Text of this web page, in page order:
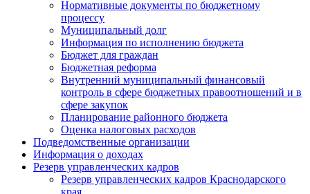
Нормативные документы по бюджетному
процессу
Муниципальный долг
Информация по исполнению бюджета
Бюджет для граждан
Бюджетная реформа
Внутренний муниципальный финансовый
контроль в сфере бюджетных правоотношений и в
сфере закупок
Планирование районного бюджета
Оценка налоговых расходов
Подведомственные организации
Информация о доходах
Резерв управленческих кадров
Резерв управленческих кадров Краснодарского
края